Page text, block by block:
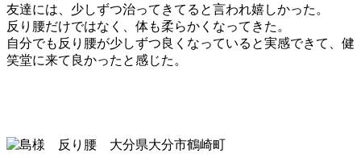
友達には、少しずつ治ってきてると言われ嬉しかった。
反り腰だけではなく、体も柔らかくなってきた。
自分でも反り腰が少しずつ良くなっていると実感できて、健
笑堂に来て良かったと感じた。